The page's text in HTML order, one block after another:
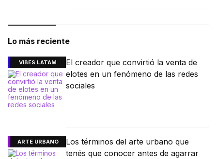
Lo más reciente
VIBES LATAM
El creador que convirtió la venta de
elotes en un fenómeno de las redes
sociales
ARTE URBANO
Los términos del arte urbano que
tenés que conocer antes de agarrar